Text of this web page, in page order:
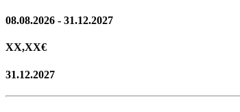
08.08.2026 - 31.12.2027
XX,XX€
31.12.2027